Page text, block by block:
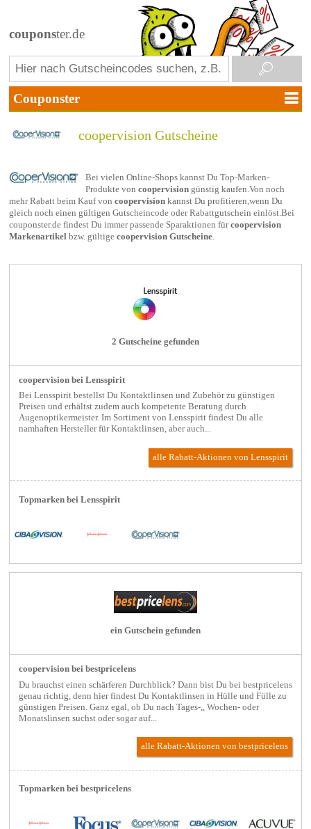
couponster.de
coopervision Gutscheine
Bei vielen Online-Shops kannst Du Top-Marken-
Produkte von coopervisiongünstig kaufen.Von noch
mehr Rabatt beim Kauf von coopervisionkannst Du profitieren,wenn Du
gleich noch einen gültigen Gutscheincode oder Rabattgutschein einlöst.Bei
couponster.de findest Du immer passende Sparaktionen fürcoopervision
Markenartikelbzw. gültige coopervision Gutscheine.
2 Gutscheine gefunden
coopervision bei Lensspirit
Bei Lensspirit bestellst Du Kontaktlinsen und Zubehör zu günstigen
Preisen und erhältst zudem auch kompetente Beratung durch
Augenoptikermeister. Im Sortiment von Lensspirit findest Du alle
namhaften Hersteller für Kontaktlinsen, aber auch...
alle Rabatt-Aktionenvon Lensspirit
Topmarken bei Lensspirit
ein Gutschein gefunden
coopervision bei bestpricelens
Du brauchst einen schärferen Durchblick? Dann bist Du bei bestpricelens
genau richtig, denn hier findest Du Kontaktlinsen in Hülle und Fülle zu
günstigen Preisen. Ganz egal, ob Du nach Tages-,, Wochen- oder
Monatslinsen suchst oder sogar auf...
alle Rabatt-Aktionenvon bestpricelens
Topmarken bei bestpricelens